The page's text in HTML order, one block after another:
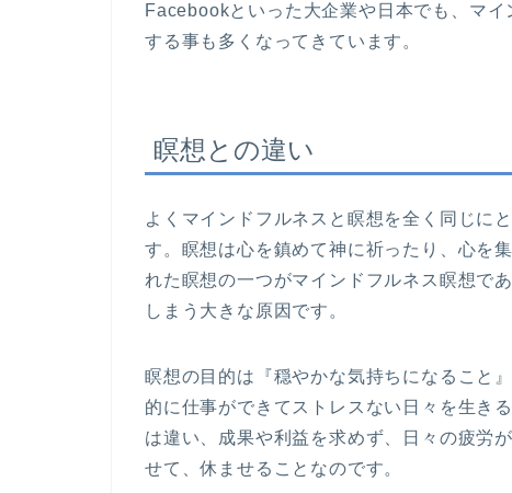
Facebookといった大企業や日本でも、マ
する事も多くなってきています。
瞑想との違い
よくマインドフルネスと瞑想を全く同じに
す。瞑想は心を鎮めて神に祈ったり、心を
れた瞑想の一つがマインドフルネス瞑想で
しまう大きな原因です。
瞑想の目的は『穏やかな気持ちになること
的に仕事ができてストレスない日々を生き
は違い、成果や利益を求めず、日々の疲労
せて、休ませることなのです。